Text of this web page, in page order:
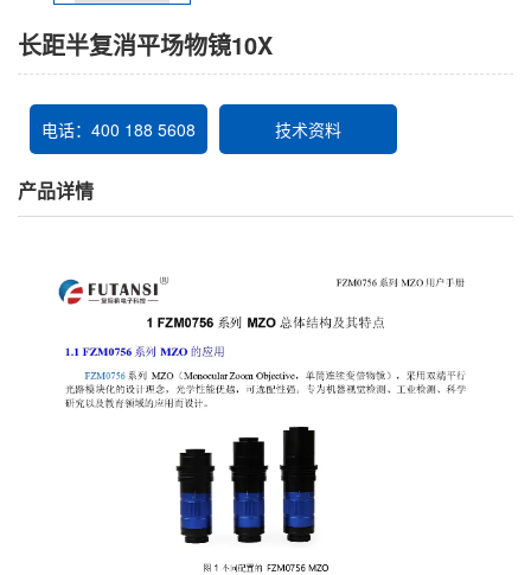
长距半复消平场物镜10X
电话：400 188 5608 技术资料
产品详情